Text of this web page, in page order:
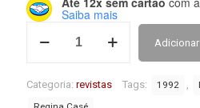
Saiba mais
Dulce
(mar
Categoria: revistas Tags: 1992 ,